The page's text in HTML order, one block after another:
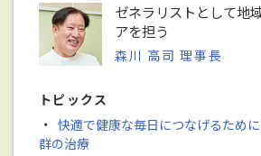
ゼネラリストとして地
アを担う
森川 高司 理事長
トピックス
・ 快適で健康な毎日につなげるため
群の治療